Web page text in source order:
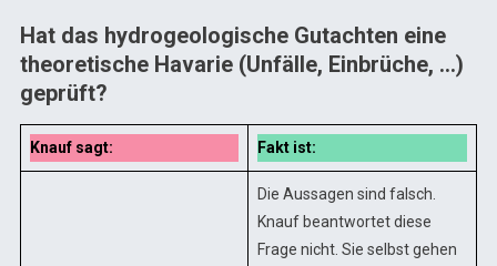
Hat das hydrogeologische Gutachten eine
theoretische Havarie (Unfälle, Einbrüche, …)
geprüft?
Knauf sagt: Fakt ist:
Die Aussagen sind falsch.
Knauf beantwortet diese
Frage nicht. Sie selbst gehen